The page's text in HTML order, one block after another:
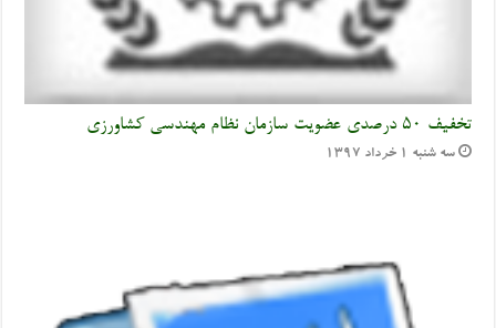
تخفیف ۵۰ درصدی عضویت سازمان نظام مهندسی کشاورزی
سه شنبه ۱ خرداد ۱۳۹۷